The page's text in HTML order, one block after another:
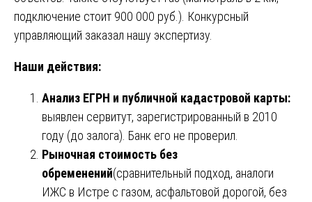
подключение стоит 900 000 руб.). Конкурсный
управляющий заказал нашу экспертизу.
Наши действия:
Анализ ЕГРН и публичной кадастровой карты:
выявлен сервитут, зарегистрированный в 2010
году (до залога). Банк его не проверил.
Рыночная стоимость без
обременений(сравнительный подход, аналоги
ИЖС в Истре с газом, асфальтовой дорогой, без